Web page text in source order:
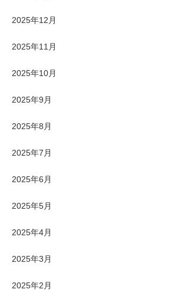
2025年12月
2025年11月
2025年10月
2025年9月
2025年8月
2025年7月
2025年6月
2025年5月
2025年4月
2025年3月
2025年2月